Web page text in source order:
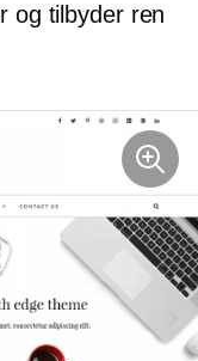
og tilbyder ren